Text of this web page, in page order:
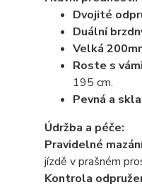
Dvojité
Duální
Velká
Roste s
195 cm.
Pevná a
Údržba a péče:
​Pravidelné
jízdě v prašném
​Kontrola